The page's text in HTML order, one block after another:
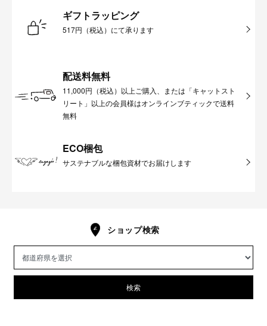
ギフトラッピング
517円（税込）にて承ります
配送料無料
11,000円（税込）以上ご購入、または「キャットスト
リート」以上の会員様はオンラインブティックで送料
無料
ECO梱包
サステナブルな梱包資材でお届けします
ショップ検索
検索